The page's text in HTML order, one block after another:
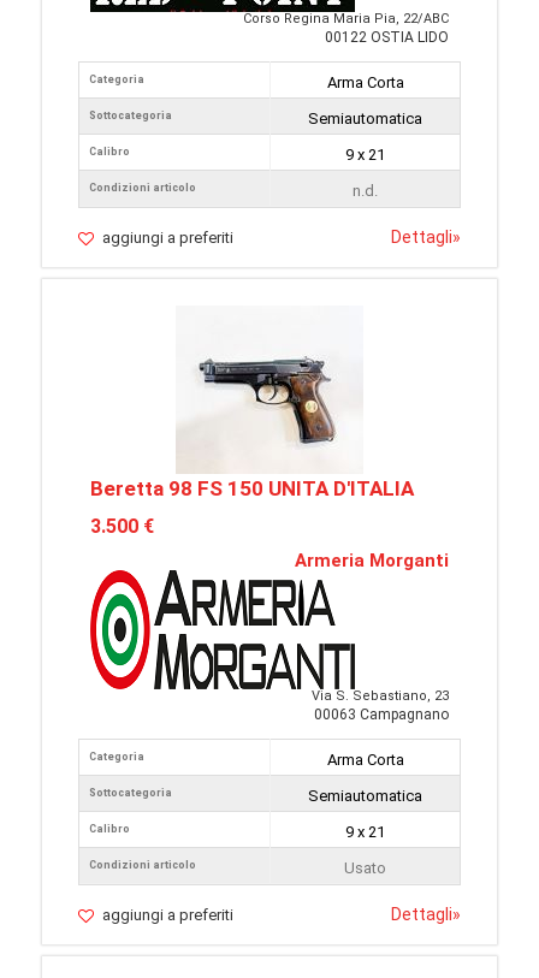
Corso Regina Maria Pia, 22/ABC
00122 OSTIA LIDO
Categoria
Sottocategoria
Calibro
Condizioni articolo
Arma Corta
Semiautomatica
9 x 21
n.d.
aggiungi a preferiti Dettagli»
Beretta 98 FS 150 UNITA D'ITALIA
3.500 €
Armeria Morganti
Via S. Sebastiano, 23
00063 Campagnano
Categoria
Sottocategoria
Calibro
Condizioni articolo
Arma Corta
Semiautomatica
9 x 21
Usato
aggiungi a preferiti Dettagli»